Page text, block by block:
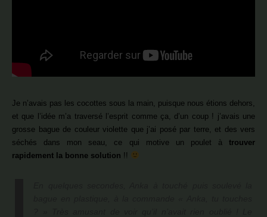
Je n’avais pas les cocottes sous la main, puisque nous étions dehors,
et que l’idée m’a traversé l’esprit comme ça, d’un coup ! j’avais une
grosse bague de couleur violette que j’ai posé par terre, et des vers
séchés dans mon seau, ce qui motive un poulet à trouver
rapidement la bonne solution !!